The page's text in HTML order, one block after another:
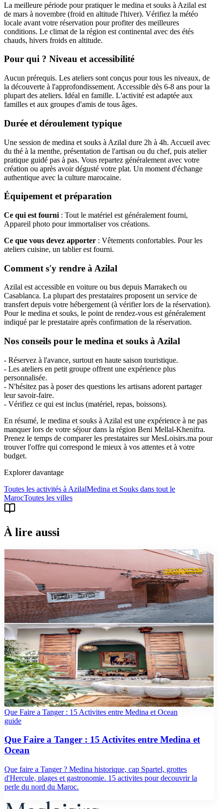
La meilleure période pour pratiquer le medina et souks à Azilal est
de mars à novembre (froid en altitude l'hiver). Vérifiez la météo
locale avant votre réservation pour profiter des meilleures
conditions. Le climat de la région est continental avec des étés
chauds, hivers froids en altitude.
Pour qui ? Niveau et accessibilité
Aucun prérequis. Les ateliers sont conçus pour tous les niveaux, de
la découverte à l'approfondissement. Accessible dès 6-8 ans pour la
plupart des ateliers. Idéal en famille. L'activité est adaptée aux
familles et aux groupes d'amis de tous âges.
Durée et déroulement typique
Une session de medina et souks à Azilal dure 2h à 4h. Accueil avec
du thé à la menthe, présentation de l'artisan ou du chef, puis atelier
pratique guidé pas à pas. Vous repartez généralement avec votre
création ou après avoir dégusté votre plat. Un moment d'échange
authentique avec la culture marocaine.
Équipement et préparation
Ce qui est fourni : Tout le matériel est généralement fourni,
Appareil photo pour immortaliser vos créations.
Ce que vous devez apporter : Vêtements confortables. Pour les
ateliers cuisine, un tablier est fourni.
Comment s'y rendre à Azilal
Azilal est accessible en voiture ou bus depuis Marrakech ou
Casablanca. La plupart des prestataires proposent un service de
transfert depuis votre hébergement (à vérifier lors de la réservation).
Pour le medina et souks, le point de rendez-vous est généralement
indiqué par le prestataire après confirmation de la réservation.
Nos conseils pour le medina et souks à Azilal
- Réservez à l'avance, surtout en haute saison touristique.
- Les ateliers en petit groupe offrent une expérience plus
personnalisée.
- N'hésitez pas à poser des questions les artisans adorent partager
leur savoir-faire.
- Vérifiez ce qui est inclus (matériel, repas, boissons).
En résumé, le medina et souks à Azilal est une expérience à ne pas
manquer lors de votre séjour dans la région Beni Mellal-Khenifra.
Prenez le temps de comparer les prestataires sur MesLoisirs.ma pour
trouver l'offre qui correspond le mieux à vos attentes et à votre
budget.
Explorer davantage
Toutes les activités à AzilalMedina et Souks dans tout le
MarocToutes les villes
À lire aussi
Transport aéroport Marrakech vers médina : toutes
les options
Comment rejoindre la médina depuis l'aéroport Marrakech Menara :
taxi compteur, navette, transfert privé. Tarifs et conseils 2026.
hotels
15 Meilleurs Riads à Marrakech Médina (2026) —
Notre Sélection
Notre sélection 2026 des 15 meilleurs riads de la médina de
Marrakech : avis vérifiés Booking 9.5+, prix dès 579 MAD,
quartier Kasbah ou médina. Sans bullshit.
Que Faire a Tanger : 15 Activites entre Medina et Ocean
guide
Que Faire a Tanger : 15 Activites entre Medina et
Ocean
Que faire a Tanger ? Medina historique, cap Spartel, grottes
d'Hercule, plages et gastronomie. 15 activites pour decouvrir la
perle du nord du Maroc.